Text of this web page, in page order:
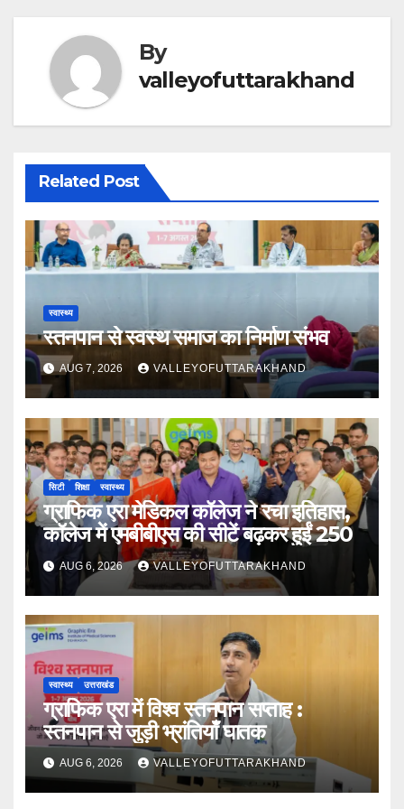
By
valleyofuttarakhand
Related Post
स्वास्थ्य
स्तनपान से स्वस्थ समाज का निर्माण संभव
AUG 7, 2026 VALLEYOFUTTARAKHAND
सिटी शिक्षा स्वास्थ्य
ग्राफिक एरा मेडिकल कॉलेज ने रचा इतिहास,
कॉलेज में एमबीबीएस की सीटें बढ़कर हुईं 250
AUG 6, 2026 VALLEYOFUTTARAKHAND
स्वास्थ्य उत्तराखंड
ग्राफिक एरा में विश्व स्तनपान सप्ताह :
स्तनपान से जुड़ी भ्रांतियाँ घातक
AUG 6, 2026 VALLEYOFUTTARAKHAND